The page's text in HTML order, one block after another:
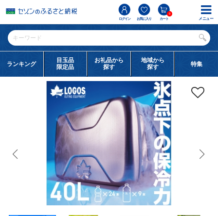
ログイン お気に入り カート
0
ランキング
目玉品
限定品
お礼品から
探す
地域から
探す
特集
メニュー